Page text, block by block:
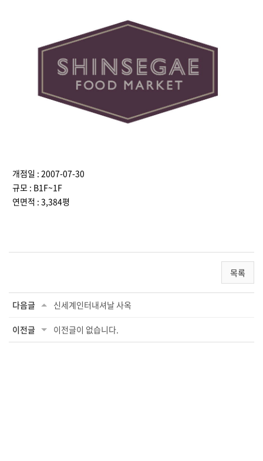
개점일 : 2007-07-30
규모 : B1F~1F
연면적 : 3,384평
목록
다음글 신세계인터내셔날 사옥
이전글 이전글이 없습니다.